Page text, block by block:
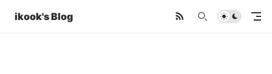
ikook's Blog